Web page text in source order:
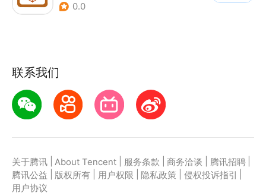
0.0
联系我们
关于腾讯 About Tencent 服务条款 商务洽谈 腾讯招聘
腾讯公益
版权所有 用户权限 隐私政策 侵权投诉指引
用户协议